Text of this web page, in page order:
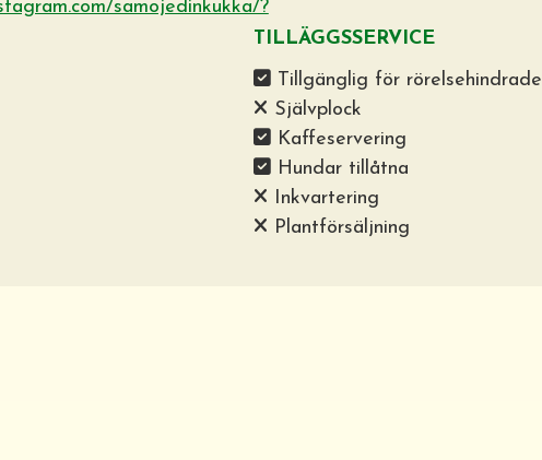
samojedinkukka/?
TILLÄGGSSERVICE
Tillgänglig för rörelsehindrade
Självplock
Kaffeservering
Hundar tillåtna
Inkvartering
Plantförsäljning